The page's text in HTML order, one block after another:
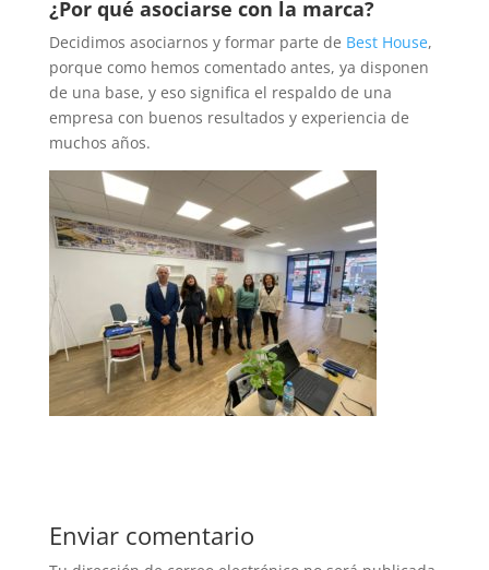
¿Por qué asociarse con la marca?
Decidimos asociarnos y formar parte de Best House,
porque como hemos comentado antes, ya disponen
de una base, y eso significa el respaldo de una
empresa con buenos resultados y experiencia de
muchos años.
Enviar comentario